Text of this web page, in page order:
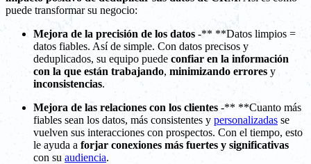
puede transformar su negocio:
Mejora de la precisión de los datos -** **Datos limpios =
datos fiables. Así de simple. Con datos precisos y
deduplicados, su equipo puede confiar en la información
con la que están trabajando, minimizando errores y
inconsistencias.
Mejora de las relaciones con los clientes -** **Cuanto más
fiables sean los datos, más consistentes y personalizadas se
vuelven sus interacciones con prospectos. Con el tiempo, esto
le ayuda a forjar conexiones más fuertes y significativas
con su audiencia.